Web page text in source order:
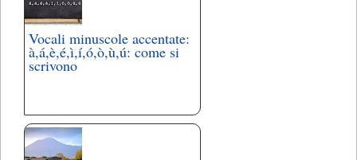
Vocali minuscole accentate:
à,á,è,é,ì,í,ó,ò,ù,ú: come si
scrivono